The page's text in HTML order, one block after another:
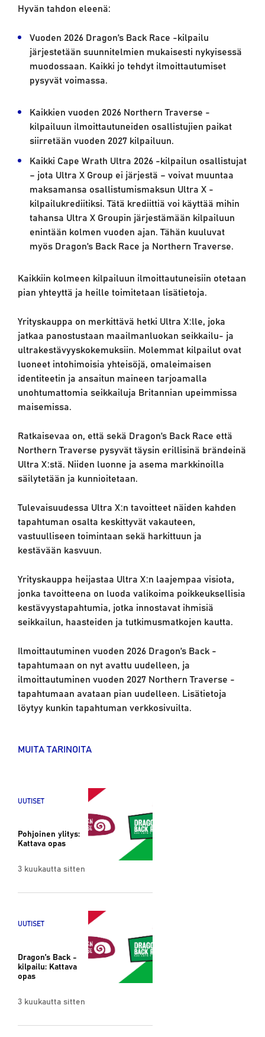
Hyvän tahdon eleenä:
Vuoden 2026 Dragon’s Back Race -kilpailu
järjestetään suunnitelmien mukaisesti nykyisessä
muodossaan. Kaikki jo tehdyt ilmoittautumiset
pysyvät voimassa.
Kaikkien vuoden 2026 Northern Traverse -
kilpailuun ilmoittautuneiden osallistujien paikat
siirretään vuoden 2027 kilpailuun.
Kaikki Cape Wrath Ultra 2026 -kilpailun osallistujat
– jota Ultra X Group ei järjestä – voivat muuntaa
maksamansa osallistumismaksun Ultra X -
kilpailukrediitiksi. Tätä krediittiä voi käyttää mihin
tahansa Ultra X Groupin järjestämään kilpailuun
enintään kolmen vuoden ajan. Tähän kuuluvat
myös Dragon’s Back Race ja Northern Traverse.
Kaikkiin kolmeen kilpailuun ilmoittautuneisiin otetaan
pian yhteyttä ja heille toimitetaan lisätietoja.
Yrityskauppa on merkittävä hetki Ultra X:lle, joka
jatkaa panostustaan maailmanluokan seikkailu- ja
ultrakestävyyskokemuksiin. Molemmat kilpailut ovat
luoneet intohimoisia yhteisöjä, omaleimaisen
identiteetin ja ansaitun maineen tarjoamalla
unohtumattomia seikkailuja Britannian upeimmissa
maisemissa.
Ratkaisevaa on, että sekä Dragon’s Back Race että
Northern Traverse pysyvät täysin erillisinä brändeinä
Ultra X:stä. Niiden luonne ja asema markkinoilla
säilytetään ja kunnioitetaan.
Tulevaisuudessa Ultra X:n tavoitteet näiden kahden
tapahtuman osalta keskittyvät vakauteen,
vastuulliseen toimintaan sekä harkittuun ja
kestävään kasvuun.
Yrityskauppa heijastaa Ultra X:n laajempaa visiota,
jonka tavoitteena on luoda valikoima poikkeuksellisia
kestävyystapahtumia, jotka innostavat ihmisiä
seikkailun, haasteiden ja tutkimusmatkojen kautta.
Ilmoittautuminen vuoden 2026 Dragon’s Back -
tapahtumaan on nyt avattu uudelleen, ja
ilmoittautuminen vuoden 2027 Northern Traverse -
tapahtumaan avataan pian uudelleen. Lisätietoja
löytyy kunkin tapahtuman verkkosivuilta.
MUITA TARINOITA
UUTISET
Pohjoinen ylitys:
Kattava opas
3 kuukautta sitten
UUTISET
Dragon’s Back -
kilpailu: Kattava
opas
3 kuukautta sitten